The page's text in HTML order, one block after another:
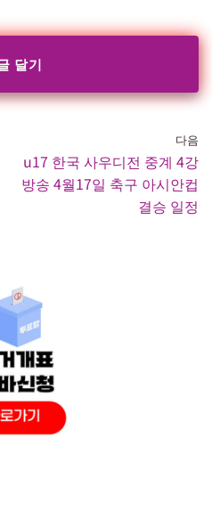
다음
u17 한국 사우디전 중계 4강
방송 4월17일 축구 아시안컵
결승 일정